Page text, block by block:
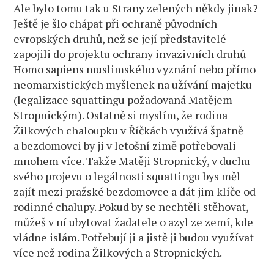
Ale bylo tomu tak u Strany zelených někdy jinak?
Ještě je šlo chápat při ochraně původních
evropských druhů, než se její představitelé
zapojili do projektu ochrany invazivních druhů
Homo sapiens muslimského vyznání nebo přímo
neomarxistických myšlenek na užívání majetku
(legalizace squattingu požadovaná Matějem
Stropnickým). Ostatně si myslím, že rodina
Žilkových chaloupku v Říčkách využívá špatně
a bezdomovci by ji v letošní zimě potřebovali
mnohem více. Takže Matěji Stropnický, v duchu
svého projevu o legálnosti squattingu bys měl
zajít mezi pražské bezdomovce a dát jim klíče od
rodinné chalupy. Pokud by se nechtěli stěhovat,
můžeš v ní ubytovat žadatele o azyl ze zemí, kde
vládne islám. Potřebují ji a jistě ji budou využívat
více než rodina Žilkových a Stropnických.